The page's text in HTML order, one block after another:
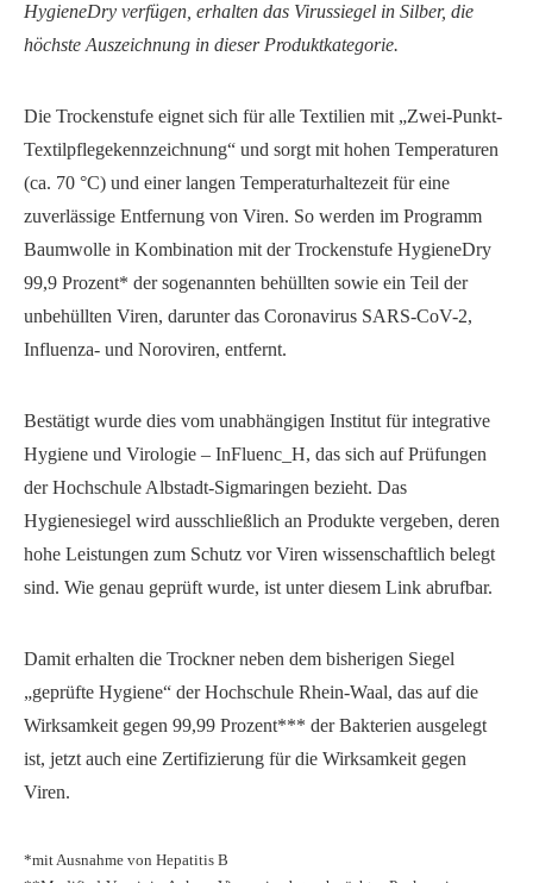
HygieneDry verfügen, erhalten das Virussiegel in Silber, die
höchste Auszeichnung in dieser Produktkategorie.
Die Trockenstufe eignet sich für alle Textilien mit „Zwei-Punkt-
Textilpflegekennzeichnung“ und sorgt mit hohen Temperaturen
(ca. 70 °C) und einer langen Temperaturhaltezeit für eine
zuverlässige Entfernung von Viren. So werden im Programm
Baumwolle in Kombination mit der Trockenstufe HygieneDry
99,9 Prozent* der sogenannten behüllten sowie ein Teil der
unbehüllten Viren, darunter das Coronavirus SARS-CoV-2,
Influenza- und Noroviren, entfernt.
Bestätigt wurde dies vom unabhängigen Institut für integrative
Hygiene und Virologie – InFluenc_H, das sich auf Prüfungen
der Hochschule Albstadt-Sigmaringen bezieht. Das
Hygienesiegel wird ausschließlich an Produkte vergeben, deren
hohe Leistungen zum Schutz vor Viren wissenschaftlich belegt
sind. Wie genau geprüft wurde, ist unter diesem Link abrufbar.
Damit erhalten die Trockner neben dem bisherigen Siegel
„geprüfte Hygiene“ der Hochschule Rhein-Waal, das auf die
Wirksamkeit gegen 99,99 Prozent*** der Bakterien ausgelegt
ist, jetzt auch eine Zertifizierung für die Wirksamkeit gegen
Viren.
*mit Ausnahme von Hepatitis B